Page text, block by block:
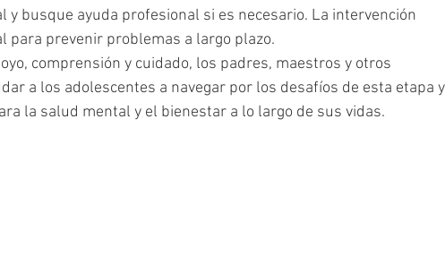
y busque ayuda profesional si es necesario. La intervención
para prevenir problemas a largo plazo.
comprensión y cuidado, los padres, maestros y otros
a los adolescentes a navegar por los desafíos de esta etapa y
la salud mental y el bienestar a lo largo de sus vidas.